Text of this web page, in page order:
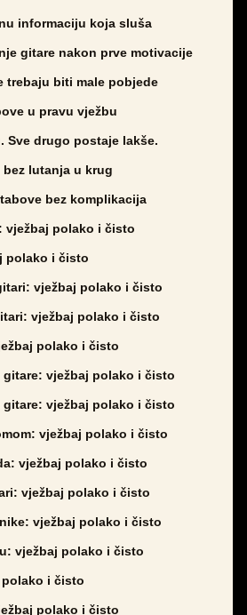
informaciju koja sluša
gitare nakon prve motivacije
trebaju biti male pobjede
u pravu vježbu
Sve drugo postaje lakše.
lutanja u krug
bez komplikacija
vježbaj polako i čisto
polako i čisto
vježbaj polako i čisto
vježbaj polako i čisto
polako i čisto
vježbaj polako i čisto
vježbaj polako i čisto
vježbaj polako i čisto
vježbaj polako i čisto
vježbaj polako i čisto
vježbaj polako i čisto
vježbaj polako i čisto
i čisto
polako i čisto